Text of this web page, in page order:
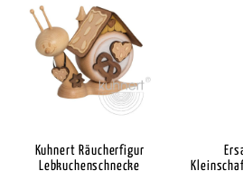
Kuhnert Räucherfigur
Lebkuchenschnecke